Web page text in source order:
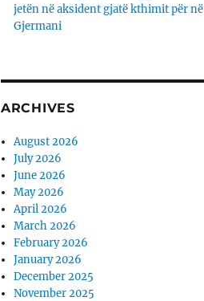
jetën në aksident gjatë kthimit për në
Gjermani
ARCHIVES
August 2026
July 2026
June 2026
May 2026
April 2026
March 2026
February 2026
January 2026
December 2025
November 2025